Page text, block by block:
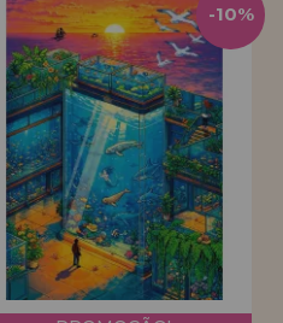
-10%